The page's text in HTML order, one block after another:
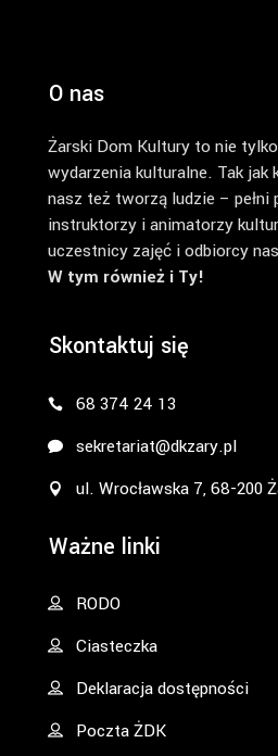
O nas
Żarski Dom Kultury to nie
wydarzenia kulturalne. Tak jak
nasz też tworzą ludzie – pełni
instruktorzy i animatorzy
uczestnicy zajęć i odbiorcy
W tym również i Ty!
Skontaktuj się
68 374 24 13
sekretariat@dkzary.pl
ul. Wrocławska 7, 68-200
Ważne linki
RODO
Ciasteczka
Deklaracja dostępności
Poczta ŻDK